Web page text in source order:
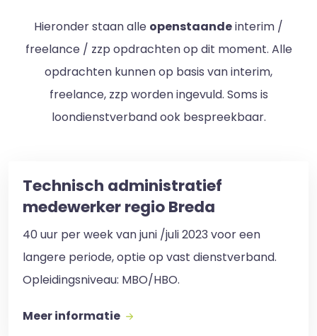
Hieronder staan alle openstaandeinterim /
freelance / zzp opdrachten op dit moment. Alle
opdrachten kunnen op basis van interim,
freelance, zzp worden ingevuld. Soms is
loondienstverband ook bespreekbaar.
Technisch administratief
medewerker regio Breda
40 uur per week van juni /juli 2023 voor een
langere periode, optie op vast dienstverband.
Opleidingsniveau: MBO/HBO.
Meer informatie